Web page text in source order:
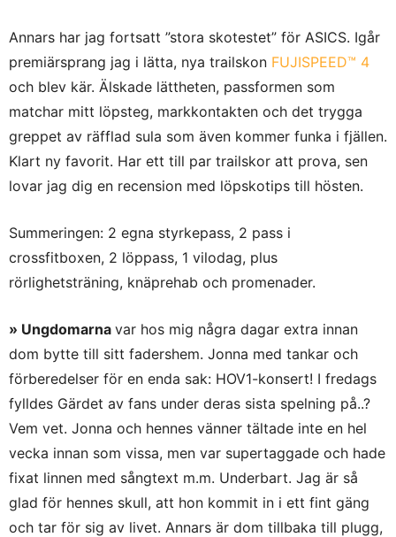
Annars har jag fortsatt ”stora skotestet” för ASICS. Igår
premiärsprang jag i lätta, nya trailskon FUJISPEED™ 4
och blev kär. Älskade lättheten, passformen som
matchar mitt löpsteg, markkontakten och det trygga
greppet av räfflad sula som även kommer funka i fjällen.
Klart ny favorit. Har ett till par trailskor att prova, sen
lovar jag dig en recension med löpskotips till hösten.
Summeringen: 2 egna styrkepass, 2 pass i
crossfitboxen, 2 löppass, 1 vilodag, plus
rörlighetsträning, knäprehab och promenader.
» Ungdomarna var hos mig några dagar extra innan
dom bytte till sitt fadershem. Jonna med tankar och
förberedelser för en enda sak: HOV1-konsert! I fredags
fylldes Gärdet av fans under deras sista spelning på..?
Vem vet. Jonna och hennes vänner tältade inte en hel
vecka innan som vissa, men var supertaggade och hade
fixat linnen med sångtext m.m. Underbart. Jag är så
glad för hennes skull, att hon kommit in i ett fint gäng
och tar för sig av livet. Annars är dom tillbaka till plugg,